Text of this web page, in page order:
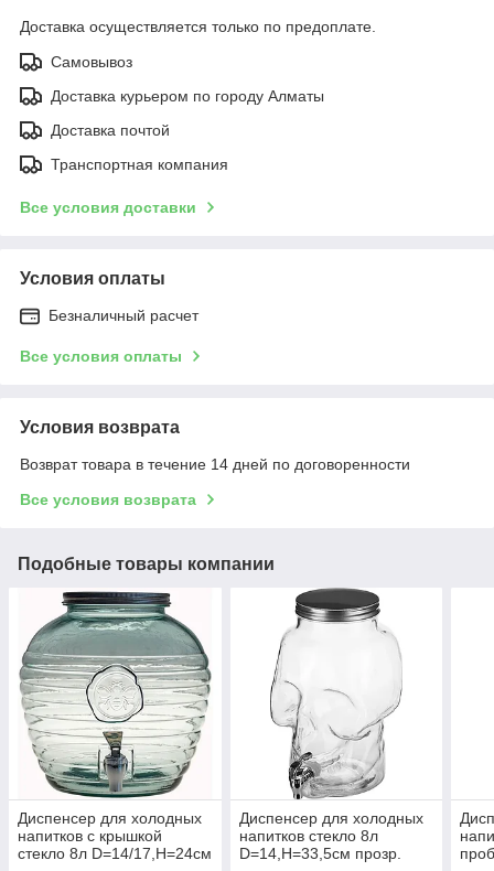
Доставка осуществляется только по предоплате.
Самовывоз
Доставка курьером по городу Алматы
Доставка почтой
Транспортная компания
Все условия доставки
Условия оплаты
Безналичный расчет
Все условия оплаты
Условия возврата
Возврат товара в течение 14 дней по договоренности
Все условия возврата
Подобные товары компании
Диспенсер для холодных
напитков с крышкой
стекло 8л D=14/17,H=24см
Диспенсер для холодных
напитков стекло 8л
D=14,H=33,5см прозр.